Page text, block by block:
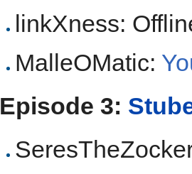
linkXness:
MalleOMatic:
Episode 3: